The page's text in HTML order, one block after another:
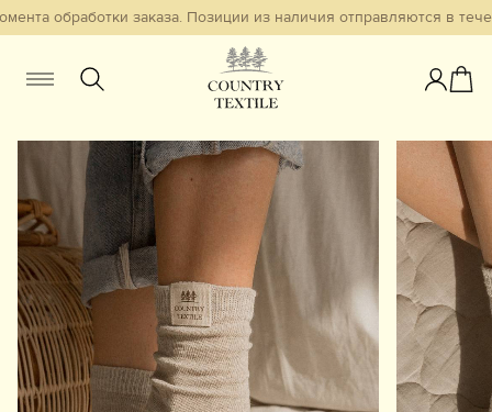
обработки заказа. Позиции из наличия отправляются в
Женщинам МужчинамДетям
Смотреть всё Избранное
Новинки
В наличии
Бестселлеры